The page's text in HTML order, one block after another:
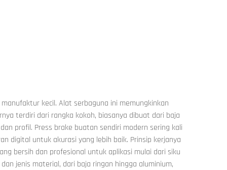
kecil. Alat serbaguna ini memungkinkan
terdiri dari rangka kokoh, biasanya dibuat dari baja
profil. Press brake buatan sendiri modern sering kali
digital untuk akurasi yang lebih baik. Prinsip kerjanya
bersih dan profesional untuk aplikasi mulai dari siku
jenis material, dari baja ringan hingga aluminium,